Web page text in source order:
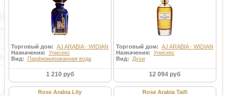
Торговый дом: AJ ARABIA - WIDIAN
Назначения: Унисекс
Вид: Парфюмированная вода
1 210 руб
Торговый дом: AJ ARABIA - WIDIAN
Назначения: Унисекс
Вид: Духи
12 094 руб
Rose Arabia Lily Rose Arabia Taifi